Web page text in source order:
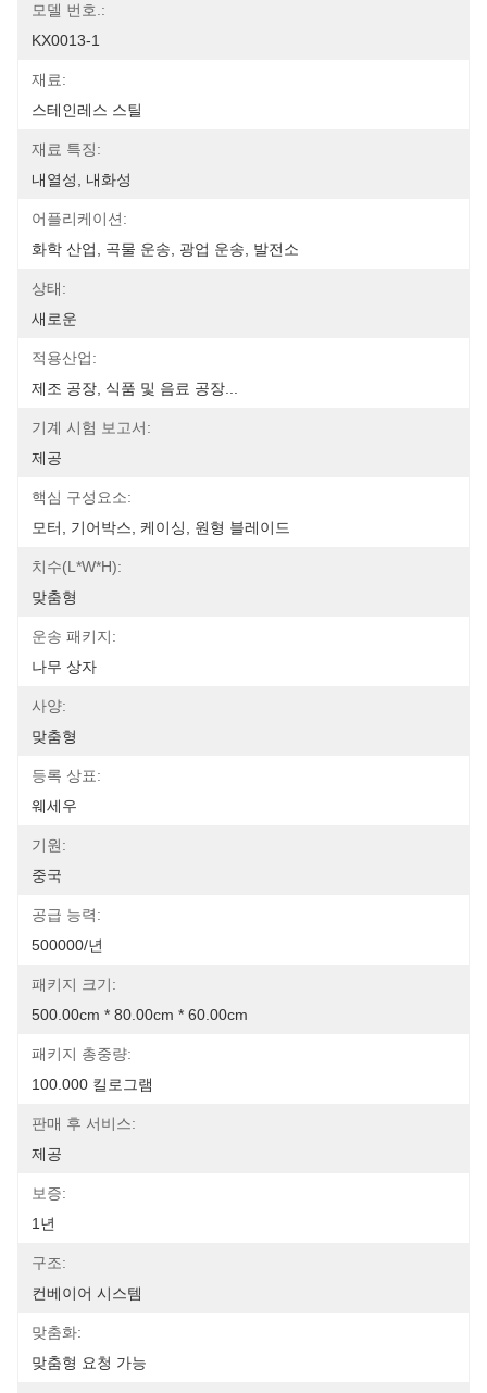
모델 번호.:
KX0013-1
재료:
스테인레스 스틸
재료 특징:
내열성, 내화성
어플리케이션:
화학 산업, 곡물 운송, 광업 운송, 발전소
상태:
새로운
적용산업:
제조 공장, 식품 및 음료 공장...
기계 시험 보고서:
제공
핵심 구성요소:
모터, 기어박스, 케이싱, 원형 블레이드
치수(l*w*h):
맞춤형
운송 패키지:
나무 상자
사양:
맞춤형
등록 상표:
웨세우
기원:
중국
공급 능력:
500000/년
패키지 크기:
500.00cm * 80.00cm * 60.00cm
패키지 총중량:
100.000 킬로그램
판매 후 서비스:
제공
보증:
1년
구조:
컨베이어 시스템
맞춤화:
맞춤형 요청 가능